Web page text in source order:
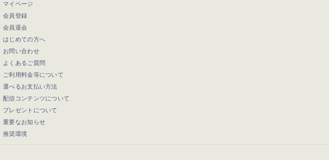
マイページ
会員登録
会員退会
はじめての方へ
お問い合わせ
よくあるご質問
ご利用料金等について
選べるお支払い方法
配信コンテンツについて
プレゼントについて
重要なお知らせ
推奨環境